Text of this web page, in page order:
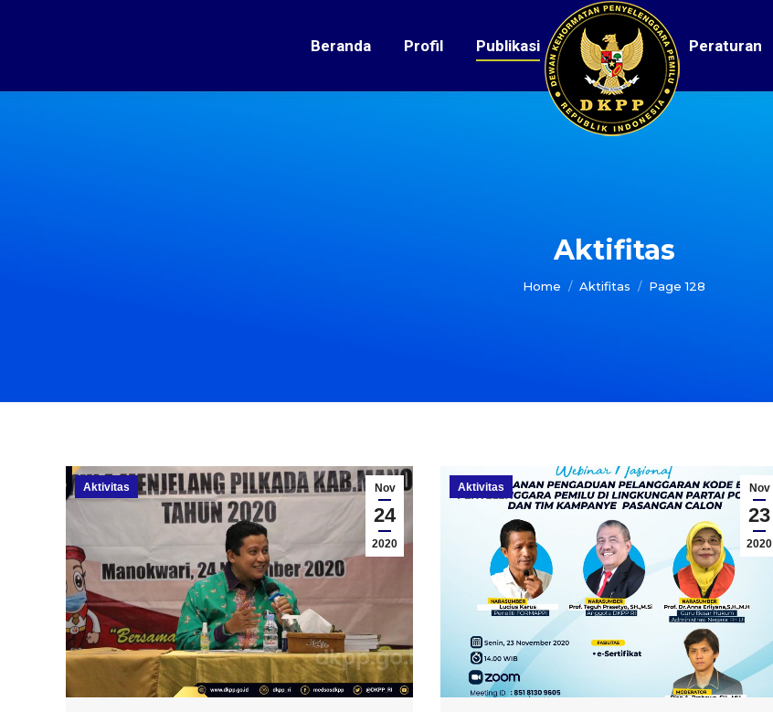
Beranda Profil Publikasi Peraturan
Aktifitas
You are here:
Home Aktifitas Page 128
Nov
24
2020
Aktivitas Nov
23
2020
Aktivitas